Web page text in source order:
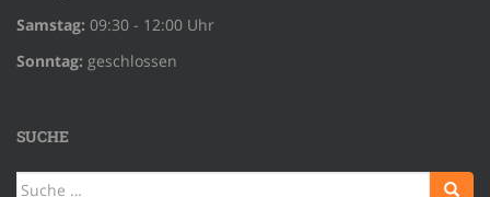
Samstag: 09:30 - 12:00 Uhr
Sonntag: geschlossen
SUCHE
Suche